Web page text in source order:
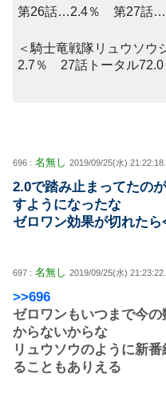
第26話…2.4％ 第27話
＜騎士竜戦隊リュウソ
2.7％ 27話トータル72.0
696 : 名無し 2019/09/25(水)
2.0で踏み止まってたの
すようになったな
ゼロワン効果が切れたら
697 : 名無し 2019/09/25(水)
>>696
ゼロワンもいつまで今
からないからな
リュウソウのように新
ることもありえる